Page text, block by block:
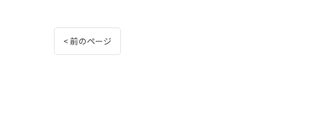
< 前のページ